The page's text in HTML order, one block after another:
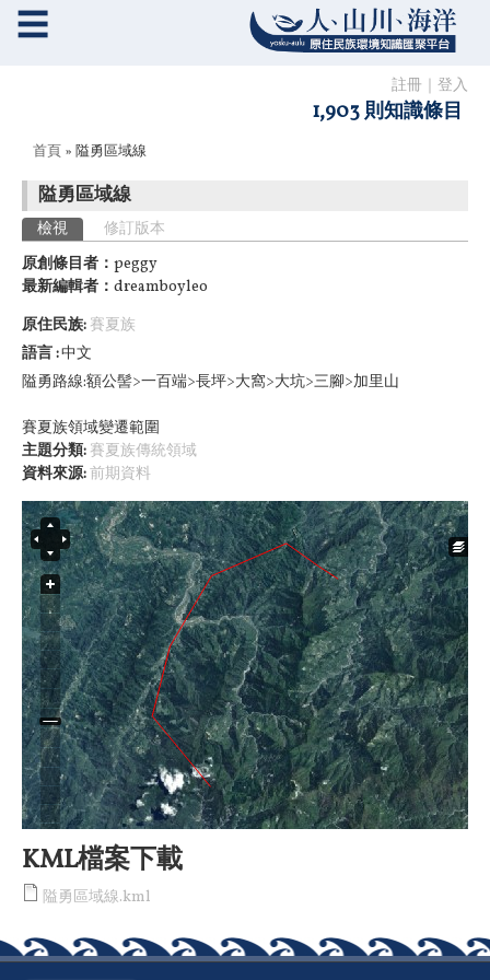
註冊 登入
1,903 則知識條目
☰
您在這裡
首頁 » 隘勇區域線
隘勇區域線
主要索引標籤
檢視 (作用中頁籤)
修訂版本
原創條目者： peggy
最新編輯者： dreamboyleo
原住民族: 賽夏族
語言 中文
隘勇路線:額公髻>一百端>長坪>大窩>大坑>三腳>加里山
賽夏族領域變遷範圍
主題分類: 賽夏族傳統領域
資料來源:前期資料
KML檔案下載
隘勇區域線.kml